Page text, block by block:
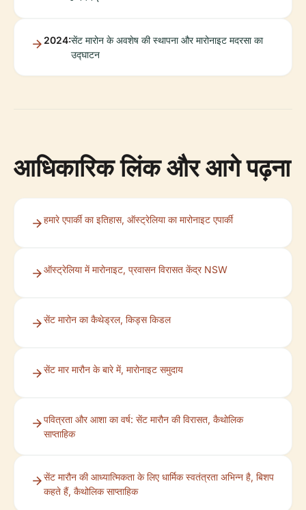
2024:सेंट मारोन के अवशेष की स्थापना और मारोनाइट मदरसा का
उद्घाटन
आधिकारिक लिंक और आगे पढ़ना
हमारे एपार्की का इतिहास, ऑस्ट्रेलिया का मारोनाइट एपार्की
ऑस्ट्रेलिया में मारोनाइट, प्रवासन विरासत केंद्र NSW
सेंट मारोन का कैथेड्रल, किड्स किडल
सेंट मार मारौन के बारे में, मारोनाइट समुदाय
पवित्रता और आशा का वर्ष: सेंट मारौन की विरासत, कैथोलिक
साप्ताहिक
सेंट मारौन की आध्यात्मिकता के लिए धार्मिक स्वतंत्रता अभिन्न है, बिशप
कहते हैं, कैथोलिक साप्ताहिक